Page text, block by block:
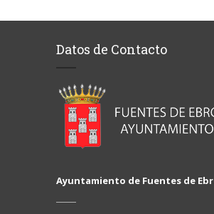
Datos de Contacto
Ayuntamiento de Fuentes de